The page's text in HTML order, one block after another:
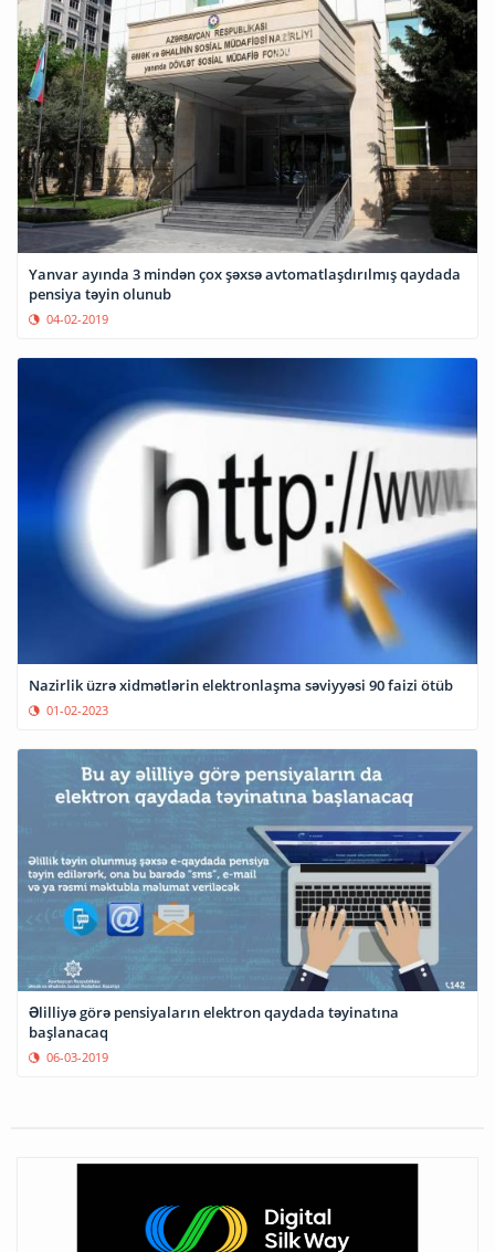
Yanvar ayında 3 mindən çox şəxsə avtomatlaşdırılmış qaydada
pensiya təyin olunub
04-02-2019
Nazirlik üzrə xidmətlərin elektronlaşma səviyyəsi 90 faizi ötüb
01-02-2023
Əlilliyə görə pensiyaların elektron qaydada təyinatına
başlanacaq
06-03-2019